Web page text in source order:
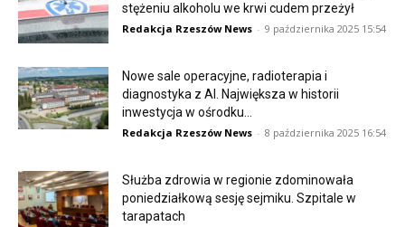
stężeniu alkoholu we krwi cudem przeżył
Redakcja Rzeszów News - 9 października 2025 15:54
Nowe sale operacyjne, radioterapia i
diagnostyka z AI. Największa w historii
inwestycja w ośrodku...
Redakcja Rzeszów News - 8 października 2025 16:54
Służba zdrowia w regionie zdominowała
poniedziałkową sesję sejmiku. Szpitale w
tarapatach